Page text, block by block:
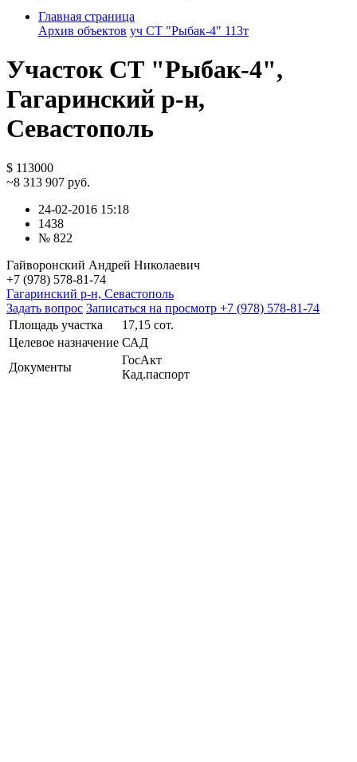
Главная страница
Архив объектов уч СТ "Рыбак-4" 113т
Участок СТ "Рыбак-4",
Гагаринский р-н,
Севастополь
$ 113000
~8 313 907 руб.
24-02-2016 15:18
1438
№ 822
Гайворонский Андрей Николаевич
+7 (978) 578-81-74
Гагаринский р-н, Севастополь
Задать вопрос Записаться на просмотр +7 (978) 578-81-74
Площадь участка
17,15 сот.
Целевое назначение САД
Документы
ГосАкт
Кад.паспорт